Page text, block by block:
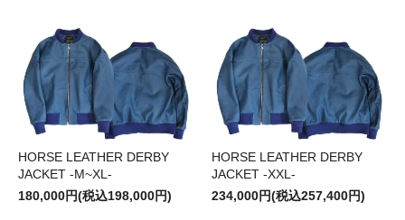
HORSE LEATHER DERBY
JACKET -M~XL-
180,000円(税込198,000円)
HORSE LEATHER DERBY
JACKET -XXL-
234,000円(税込257,400円)